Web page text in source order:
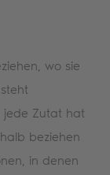
wo sie
jede Zutat hat
beziehen
in denen